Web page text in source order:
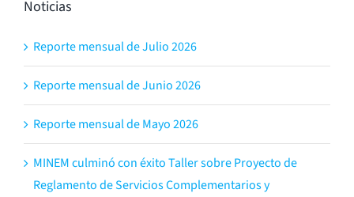
Noticias
Reporte mensual de Julio 2026
Reporte mensual de Junio 2026
Reporte mensual de Mayo 2026
MINEM culminó con éxito Taller sobre Proyecto de
Reglamento de Servicios Complementarios y